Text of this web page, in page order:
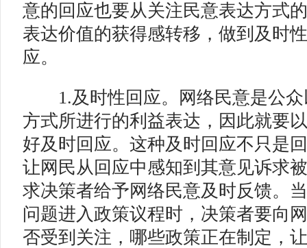
意的回应也要从关注民意表达方式
表达价值的获得感转移，做到及时
应。
1.及时性回应。
网络民意是公
方式所进行的利益表达，因此就要
好及时回应。这种及时回应不只是
让网民从回应中感知到其意见诉求
求决策者给予网络民意及时反馈。
问题进入政策议程时，决策者要向
否受到关注，哪些政策正在制定，